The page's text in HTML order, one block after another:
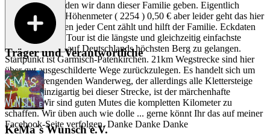
... das Geld werden wir dann dieser Familie geben. Eigentlich
planten wir pro Höhenmeter ( 2254 ) 0,50 € aber leider geht das hier
nicht... Deswegen jeder Cent zählt und hilft der Familie. Eckdaten
zur Tour: Diese Tour ist die längste und gleichzeitig einfachste
Möglichkeit um auf Deutschlands höchsten Berg zu gelangen.
Startpunkt ist Garmisch-Patenkirchen. 21km Wegstrecke sind hier
über gut ausgeschilderte Wege zurückzulegen. Es handelt sich um
einen anstrengenden Wanderweg, der allerdings alle Klettersteige
umgeht. Einzigartig bei dieser Strecke, ist der märchenhafte
Einstieg. Wir sind guten Mutes die kompletten Kilometer zu
schaffen. Wir üben auch wie dolle ... gerne könnt Ihr das auf meiner
Facebook-Seite verfolgen. Danke Danke Danke
Träger und Verantwortliche
KeMa´s Wunsch e.V.